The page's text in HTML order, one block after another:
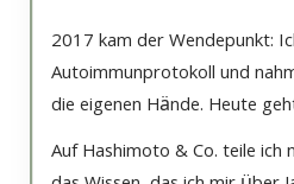
2017 kam der Wendepunkt:
Autoimmunprotokoll und
die eigenen Hände. Heute
Auf Hashimoto & Co. teile ich